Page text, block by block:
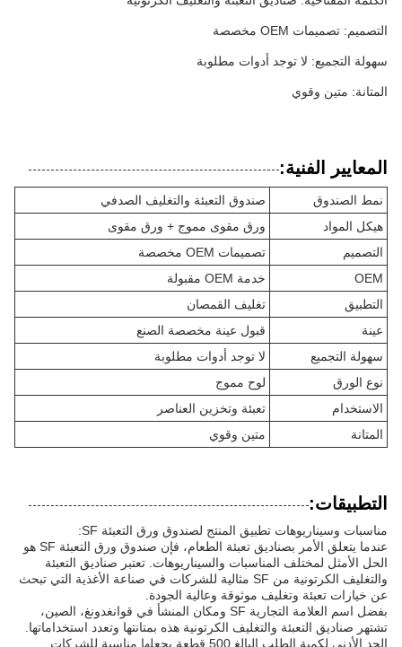
التصميم: تصميمات OEM مخصصة
سهولة التجميع: لا توجد أدوات مطلوبة
المتانة: متين وقوي
المعايير الفنية:
نمط الصندوق
صندوق التعبئة والتغليف الصدفي
هيكل المواد
ورق مقوى مموج + ورق مقوى
التصميم
تصميمات OEM مخصصة
OEM
خدمة OEM مقبولة
التطبيق
تغليف القمصان
عينة
قبول عينة مخصصة الصنع
سهولة التجميع
لا توجد أدوات مطلوبة
نوع الورق
لوح مموج
الاستخدام
تعبئة وتخزين العناصر
المتانة
متين وقوي
التطبيقات:
مناسبات وسيناريوهات تطبيق المنتج لصندوق ورق التعبئة SF:
عندما يتعلق الأمر بصناديق تعبئة الطعام، فإن صندوق ورق التعبئة SF هو
الحل الأمثل لمختلف المناسبات والسيناريوهات. تعتبر صناديق التعبئة
والتغليف الكرتونية من SF مثالية للشركات في صناعة الأغذية التي تبحث
عن خيارات تعبئة وتغليف موثوقة وعالية الجودة.
بفضل اسم العلامة التجارية SF ومكان المنشأ في قوانغدونغ، الصين،
تشتهر صناديق التعبئة والتغليف الكرتونية هذه بمتانتها وتعدد استخداماتها.
الحد الأدنى لكمية الطلب البالغ 500 قطعة يجعلها مناسبة للشركات